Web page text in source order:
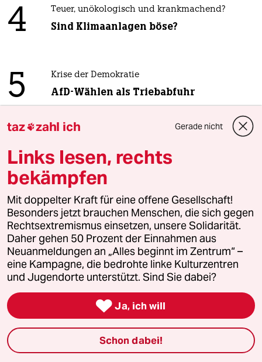
4 Teuer, unökologisch und krankmachend?
Sind Klimaanlagen böse?
5 Krise der Demokratie
AfD-Wählen als Triebabfuhr
6 Macht es bum in Sachsen-Anhalt?
taz
Folgen Sie uns
Ressorts
Politik
taz zahl ich Gerade nicht
Links lesen, rechts
bekämpfen
Mit doppelter Kraft für eine offene Gesellschaft!
Besonders jetzt brauchen Menschen, die sich gegen
Rechtsextremismus einsetzen, unsere Solidarität.
Daher gehen 50 Prozent der Einnahmen aus
Neuanmeldungen an „Alles beginnt im Zentrum“ –
eine Kampagne, die bedrohte linke Kulturzentren
und Jugendorte unterstützt. Sind Sie dabei?
 Ja, ich will
Schon dabei!